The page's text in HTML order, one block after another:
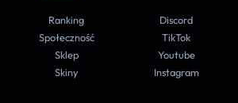
Ranking
Społeczność
Sklep
Skiny
Discord
TikTok
Youtube
Instagram